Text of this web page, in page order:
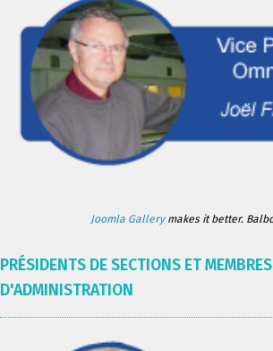
Joomla Gallerymakes it better.
PRÉSIDENTS DE SECTIONS ET
D'ADMINISTRATION